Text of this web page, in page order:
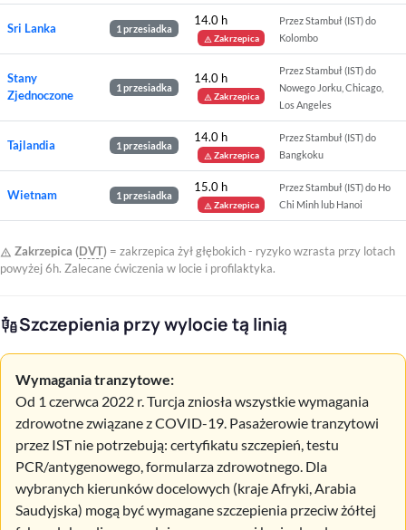
Sri Lanka 1 przesiadka
14.0 h
warning Zakrzepica
Przez Stambuł (IST) do
Kolombo
Stany
Zjednoczone
1 przesiadka
14.0 h
warning Zakrzepica
Przez Stambuł (IST) do
Nowego Jorku, Chicago,
Los Angeles
Tajlandia 1 przesiadka
14.0 h
warning Zakrzepica
Przez Stambuł (IST) do
Bangkoku
Wietnam 1 przesiadka
15.0 h
warning Zakrzepica
Przez Stambuł (IST) do Ho
Chi Minh lub Hanoi
warning Zakrzepica (DVT) = zakrzepica żył głębokich - ryzyko wzrasta przy lotach
powyżej 6h. Zalecane ćwiczenia w locie i profilaktyka.
vaccinesSzczepienia przy wylocie tą linią
Wymagania tranzytowe:
Od 1 czerwca 2022 r. Turcja zniosła wszystkie wymagania
zdrowotne związane z COVID-19. Pasażerowie tranzytowi
przez IST nie potrzebują: certyfikatu szczepień, testu
PCR/antygenowego, formularza zdrowotnego. Dla
wybranych kierunków docelowych (kraje Afryki, Arabia
Saudyjska) mogą być wymagane szczepienia przeciw żółtej